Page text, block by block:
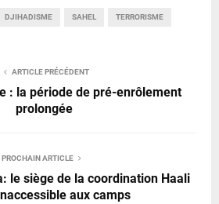
DJIHADISME SAHEL TERRORISME
ARTICLE PRÉCÉDENT
: la période de pré-enrôlement
prolongée
PROCHAIN ARTICLE
le siège de la coordination Haali
aux camps